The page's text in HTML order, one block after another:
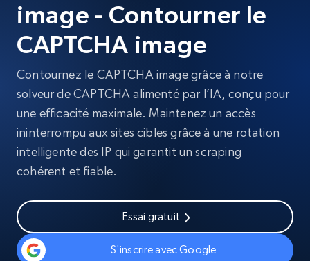
image - Contourner le
CAPTCHA image
Contournez le CAPTCHA image grâce à notre
solveur de CAPTCHA alimenté par l’IA, conçu pour
une efficacité maximale. Maintenez un accès
ininterrompu aux sites cibles grâce à une rotation
intelligente des IP qui garantit un scraping
cohérent et fiable.
Essai gratuit
S'inscrire avec Google